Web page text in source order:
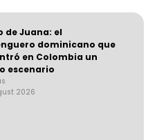
de Juana: el
dominicano que
en Colombia un
escenario
2026